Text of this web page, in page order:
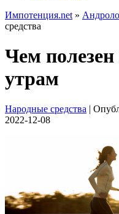
Импотенция.net »
средства
Чем полезен
утрам
Народные средства |
2022-12-08